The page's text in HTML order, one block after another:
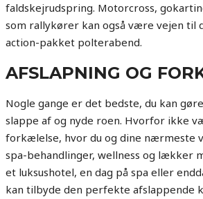
faldskejrudspring. Motorcross,
som rallykører kan også være vejen til
action-pakket polterabend.
AFSLAPNING OG
Nogle gange er det bedste, du kan
slappe af og nyde roen. Hvorfor ikke
forkælelse, hvor du og dine nærmeste
spa-behandlinger, wellness og lækker
et luksushotel, en dag på spa eller
kan tilbyde den perfekte afslappende